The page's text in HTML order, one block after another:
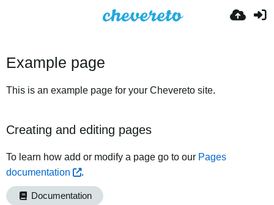
Example page
This is an example page for your Chevereto site.
Creating and editing pages
To learn how add or modify a page go to our Pages
documentation
.
Documentation